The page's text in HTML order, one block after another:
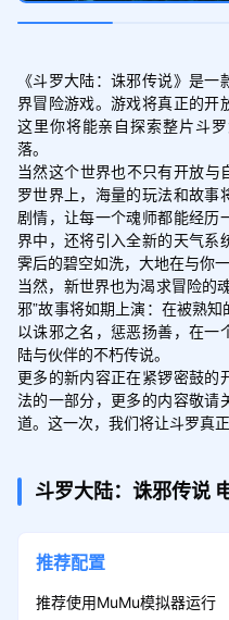
《斗罗大陆：诛邪传说》是
界冒险游戏。游戏将真正的开
这里你将能亲自探索整片斗
落。
当然这个世界也不只有开放与
罗世界上，海量的玩法和故事
剧情，让每一个魂师都能经历
界中，还将引入全新的天气系
霁后的碧空如洗，大地在与你
当然，新世界也为渴求冒险的
邪”故事将如期上演：在被熟
以诛邪之名，惩恶扬善，在一
陆与伙伴的不朽传说。
更多的新内容正在紧锣密鼓的
法的一部分，更多的内容敬请
道。这一次，我们将让斗罗真正
斗罗大陆：诛邪传说
推荐配置
推荐使用MuMu模拟器运行